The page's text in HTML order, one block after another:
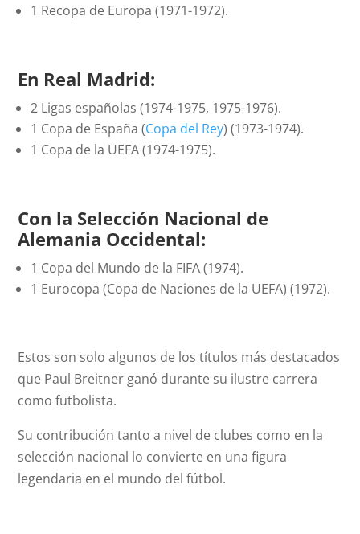
1 Recopa de Europa (1971-1972).
En Real Madrid:
2 Ligas españolas (1974-1975, 1975-1976).
1 Copa de España (Copa del Rey) (1973-1974).
1 Copa de la UEFA (1974-1975).
Con la Selección Nacional de
Alemania Occidental:
1 Copa del Mundo de la FIFA (1974).
1 Eurocopa (Copa de Naciones de la UEFA) (1972).
Estos son solo algunos de los títulos más destacados
que Paul Breitner ganó durante su ilustre carrera
como futbolista.
Su contribución tanto a nivel de clubes como en la
selección nacional lo convierte en una figura
legendaria en el mundo del fútbol.